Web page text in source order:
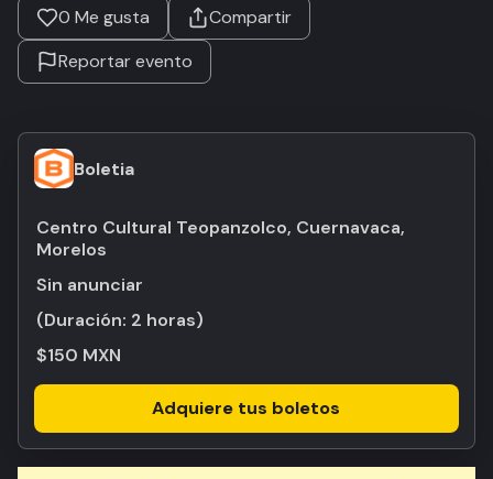
0 Me gusta
Compartir
Reportar evento
Boletia
Centro Cultural Teopanzolco, Cuernavaca,
Morelos
Sin anunciar
(Duración: 2 horas)
$150 MXN
Adquiere tus boletos